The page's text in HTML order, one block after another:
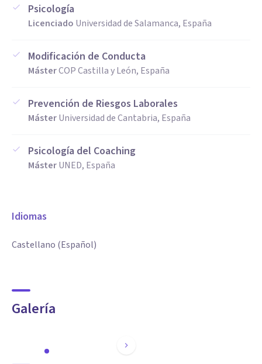
Psicología
Licenciado Universidad de Salamanca, España
Modificación de Conducta
MásterCOP Castilla y León, España
Prevención de Riesgos Laborales
MásterUniversidad de Cantabria, España
Psicología del Coaching
MásterUNED, España
Idiomas
Castellano (Español)
Galería